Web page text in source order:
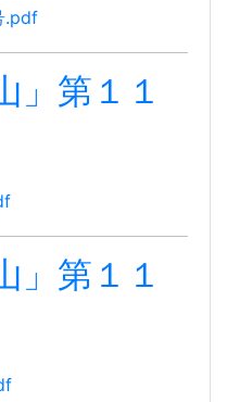
.pdf
」第１１
」第１１